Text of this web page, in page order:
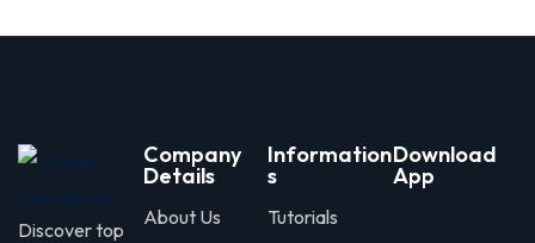
Discover top
Company
Details
About Us
Information
s
Tutorials
Download
App